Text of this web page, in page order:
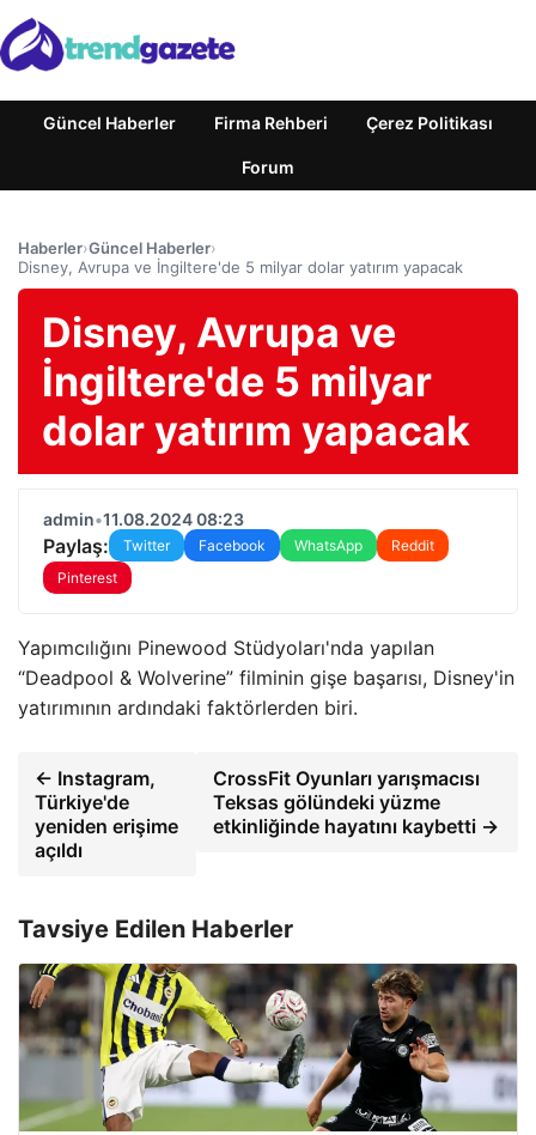
Güncel Haberler Firma Rehberi Çerez Politikası
Forum
Haberler›Güncel Haberler›
Disney, Avrupa ve İngiltere'de 5 milyar dolar yatırım yapacak
Disney, Avrupa ve
İngiltere'de 5 milyar
dolar yatırım yapacak
admin•11.08.2024 08:23
Paylaş: Twitter Facebook WhatsApp
Reddit
Pinterest
Yapımcılığını Pinewood Stüdyoları'nda yapılan
“Deadpool & Wolverine” filminin gişe başarısı, Disney'in
yatırımının ardındaki faktörlerden biri.
← Instagram,
Türkiye'de
yeniden erişime
açıldı
CrossFit Oyunları yarışmacısı
Teksas gölündeki yüzme
etkinliğinde hayatını kaybetti →
Tavsiye Edilen Haberler